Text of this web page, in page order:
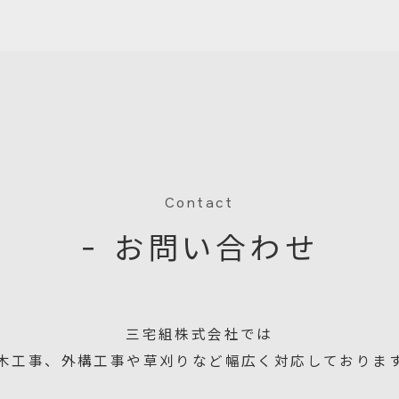
Contact
− お問い合わせ
三宅組株式会社では
工事、外構工事や草刈りなど幅広く対応しておりま